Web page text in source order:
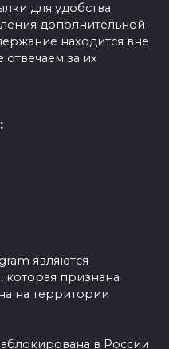
для удобства
дополнительной
находится вне
за их
являются
которая признана
на территории
в России